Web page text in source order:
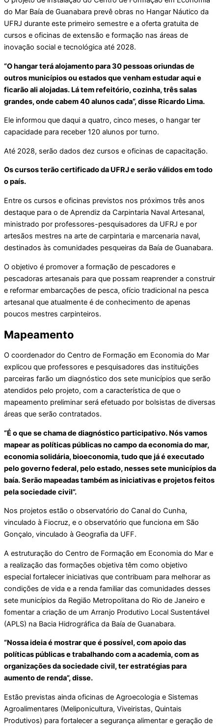
do Mar Baía de Guanabara prevê obras no Hangar Náutico da
UFRJ durante este primeiro semestre e a oferta gratuita de
cursos e oficinas de extensão e formação nas áreas de
inovação social e tecnológica até 2028.
“O hangar terá alojamento para 30 pessoas oriundas de
outros municípios ou estados que venham estudar aqui e
ficarão ali alojadas. Lá tem refeitório, cozinha, três salas
grandes, onde cabem 40 alunos cada”, disse Ricardo Lima.
Ele informou que daqui a quatro, cinco meses, o hangar ter
capacidade para receber 120 alunos por turno.
Até 2028, serão dados dez cursos e oficinas de capacitação.
Os cursos terão certificado da UFRJ e serão válidos em todo
o país.
Entre os cursos e oficinas previstos nos próximos três anos
destaque para o de Aprendiz da Carpintaria Naval Artesanal,
ministrado por professores-pesquisadores da UFRJ e por
artesãos mestres na arte de carpintaria e marcenaria naval,
destinados às comunidades pesqueiras da Baía de Guanabara.
O objetivo é promover a formação de pescadores e
pescadoras artesanais para que possam reaprender a construir
e reformar embarcações de pesca, ofício tradicional na pesca
artesanal que atualmente é de conhecimento de apenas
poucos mestres carpinteiros.
Mapeamento
O coordenador do Centro de Formação em Economia do Mar
explicou que professores e pesquisadores das instituições
parceiras farão um diagnóstico dos sete municípios que serão
atendidos pelo projeto, com a característica de que o
mapeamento preliminar será efetuado por bolsistas de diversas
áreas que serão contratados.
“É o que se chama de diagnóstico participativo. Nós vamos
mapear as políticas públicas no campo da economia do mar,
economia solidária, bioeconomia, tudo que já é executado
pelo governo federal, pelo estado, nesses sete municípios da
baía. Serão mapeadas também as iniciativas e projetos feitos
pela sociedade civil”.
Nos projetos estão o observatório do Canal do Cunha,
vinculado à Fiocruz, e o observatório que funciona em São
Gonçalo, vinculado à Geografia da UFF.
A estruturação do Centro de Formação em Economia do Mar e
a realização das formações objetiva têm como objetivo
especial fortalecer iniciativas que contribuam para melhorar as
condições de vida e a renda familiar das comunidades desses
sete municípios da Região Metropolitana do Rio de Janeiro e
fomentar a criação de um Arranjo Produtivo Local Sustentável
(APLS) na Bacia Hidrográfica da Baía de Guanabara.
“Nossa ideia é mostrar que é possível, com apoio das
políticas públicas e trabalhando com a academia, com as
organizações da sociedade civil, ter estratégias para
aumento de renda”, disse.
Estão previstas ainda oficinas de Agroecologia e Sistemas
Agroalimentares (Meliponicultura, Viveiristas, Quintais
Produtivos) para fortalecer a segurança alimentar e geração de